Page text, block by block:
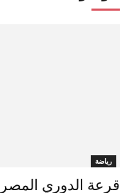
رياضة
قرعة الدوري